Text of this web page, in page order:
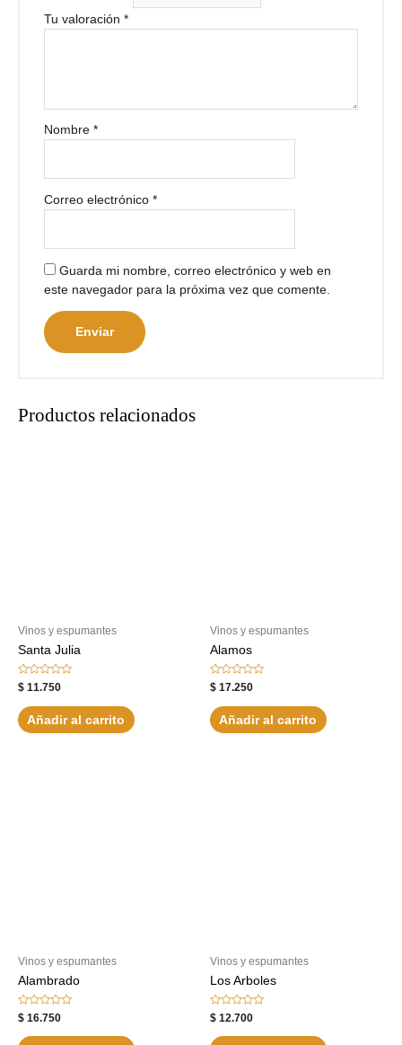
Tu valoración*
Nombre*
Correo electrónico*
Guarda mi nombre, correo electrónico y web en
este navegador para la próxima vez que comente.
Productos relacionados
Vinos y espumantes
Santa Julia
Valorado
con
de
5
$ 11.750
Añadir al carrito
Vinos y espumantes
Alamos
Valorado
con
de
5
$ 17.250
Añadir al carrito
Vinos y espumantes
Alambrado
Valorado
con
$ 16.750
Vinos y espumantes
Los Arboles
Valorado
con
$ 12.700